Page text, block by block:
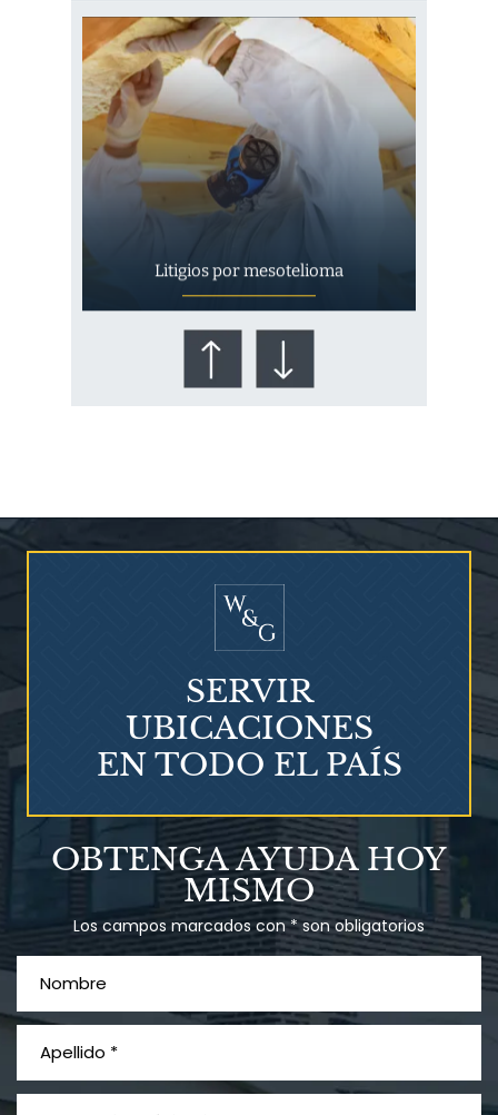
Litigios por mesotelioma
¿Quién corre el riesgo de
Talco en polvo
Ovary cancer
OBTENGA AYUDA HOY
MISMO
Los campos marcados con * son obligatorios
SERVIR
UBICACIONES
EN TODO EL PAÍS